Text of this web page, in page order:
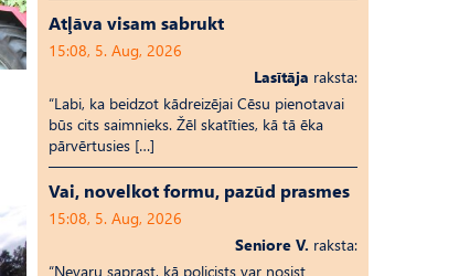
Atļāva visam sabrukt
15:08, 5. Aug, 2026
Lasītāja raksta:
“Labi, ka beidzot kādreizējai Cēsu pienotavai
būs cits saimnieks. Žēl skatīties, kā tā ēka
pārvērtusies […]
Vai, novelkot formu, pazūd prasmes
15:08, 5. Aug, 2026
Seniore V. raksta:
“Nevaru saprast, kā policists var nosist